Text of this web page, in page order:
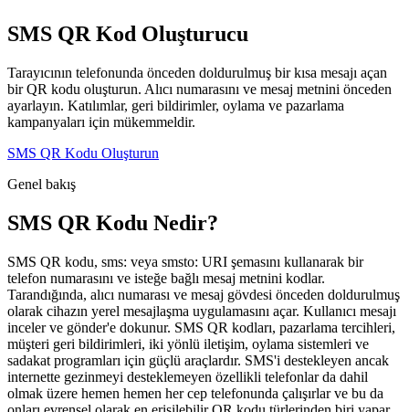
SMS QR Kod Oluşturucu
Tarayıcının telefonunda önceden doldurulmuş bir kısa mesajı açan
bir QR kodu oluşturun. Alıcı numarasını ve mesaj metnini önceden
ayarlayın. Katılımlar, geri bildirimler, oylama ve pazarlama
kampanyaları için mükemmeldir.
SMS QR Kodu Oluşturun
Genel bakış
SMS QR Kodu Nedir?
SMS QR kodu, sms: veya smsto: URI şemasını kullanarak bir
telefon numarasını ve isteğe bağlı mesaj metnini kodlar.
Tarandığında, alıcı numarası ve mesaj gövdesi önceden doldurulmuş
olarak cihazın yerel mesajlaşma uygulamasını açar. Kullanıcı mesajı
inceler ve gönder'e dokunur. SMS QR kodları, pazarlama tercihleri,
müşteri geri bildirimleri, iki yönlü iletişim, oylama sistemleri ve
sadakat programları için güçlü araçlardır. SMS'i destekleyen ancak
internette gezinmeyi desteklemeyen özellikli telefonlar da dahil
olmak üzere hemen hemen her cep telefonunda çalışırlar ve bu da